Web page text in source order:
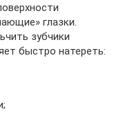
глазки.
зубчики
быстро натереть: